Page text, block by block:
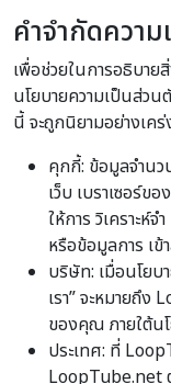
คำจำกัดควา
เพื่อช่วยในการอธิบาย
นโยบายความเป็นส่ว
นี้ จะถูกนิยามอย่างเคร่
คุกกี้: ข้อมูลจำนว
เว็บ เบราเซอร์
ให้การ วิเคราะ
หรือข้อมูลการ เข้
บริษัท: เมื่อนโยบา
เรา” จะหมายถึ
ของคุณ ภายใต้น
ประเทศ: ที่